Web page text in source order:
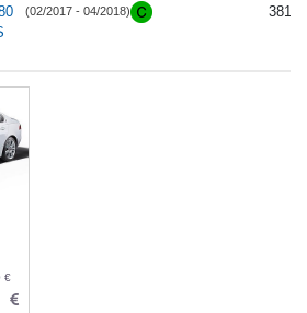
(02/2017 - 04/2018)
381
€